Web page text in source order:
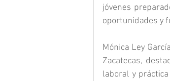
jóvenes
oportunidades y
Mónica Ley
Zacatecas,
laboral y